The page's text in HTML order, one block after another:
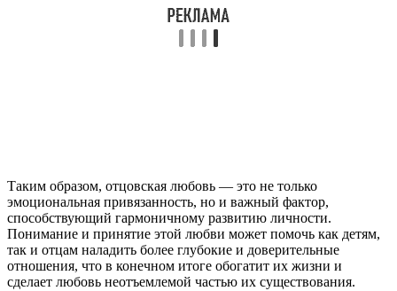
Таким образом, отцовская любовь — это не только
эмоциональная привязанность, но и важный фактор,
способствующий гармоничному развитию личности.
Понимание и принятие этой любви может помочь как детям,
так и отцам наладить более глубокие и доверительные
отношения, что в конечном итоге обогатит их жизни и
сделает любовь неотъемлемой частью их существования.